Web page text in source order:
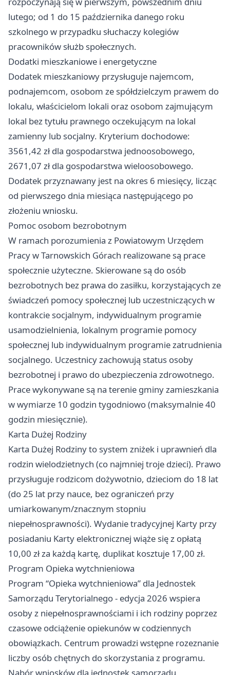
lutego; od 1 do 15 października danego roku
szkolnego w przypadku słuchaczy kolegiów
pracowników służb społecznych.
Dodatki mieszkaniowe i energetyczne
Dodatek mieszkaniowy przysługuje najemcom,
podnajemcom, osobom ze spółdzielczym prawem do
lokalu, właścicielom lokali oraz osobom zajmującym
lokal bez tytułu prawnego oczekującym na lokal
zamienny lub socjalny. Kryterium dochodowe:
3561,42 zł dla gospodarstwa jednoosobowego,
2671,07 zł dla gospodarstwa wieloosobowego.
Dodatek przyznawany jest na okres 6 miesięcy, licząc
od pierwszego dnia miesiąca następującego po
złożeniu wniosku.
Pomoc osobom bezrobotnym
W ramach porozumienia z Powiatowym Urzędem
Pracy w Tarnowskich Górach realizowane są prace
społecznie użyteczne. Skierowane są do osób
bezrobotnych bez prawa do zasiłku, korzystających ze
świadczeń pomocy społecznej lub uczestniczących w
kontrakcie socjalnym, indywidualnym programie
usamodzielnienia, lokalnym programie pomocy
społecznej lub indywidualnym programie zatrudnienia
socjalnego. Uczestnicy zachowują status osoby
bezrobotnej i prawo do ubezpieczenia zdrowotnego.
Prace wykonywane są na terenie gminy zamieszkania
w wymiarze 10 godzin tygodniowo (maksymalnie 40
godzin miesięcznie).
Karta Dużej Rodziny
Karta Dużej Rodziny to system zniżek i uprawnień dla
rodzin wielodzietnych (co najmniej troje dzieci). Prawo
przysługuje rodzicom dożywotnio, dzieciom do 18 lat
(do 25 lat przy nauce, bez ograniczeń przy
umiarkowanym/znacznym stopniu
niepełnosprawności). Wydanie tradycyjnej Karty przy
posiadaniu Karty elektronicznej wiąże się z opłatą
10,00 zł za każdą kartę, duplikat kosztuje 17,00 zł.
Program Opieka wytchnieniowa
Program “Opieka wytchnieniowa” dla Jednostek
Samorządu Terytorialnego - edycja 2026 wspiera
osoby z niepełnosprawnościami i ich rodziny poprzez
czasowe odciążenie opiekunów w codziennych
obowiązkach. Centrum prowadzi wstępne rozeznanie
liczby osób chętnych do skorzystania z programu.